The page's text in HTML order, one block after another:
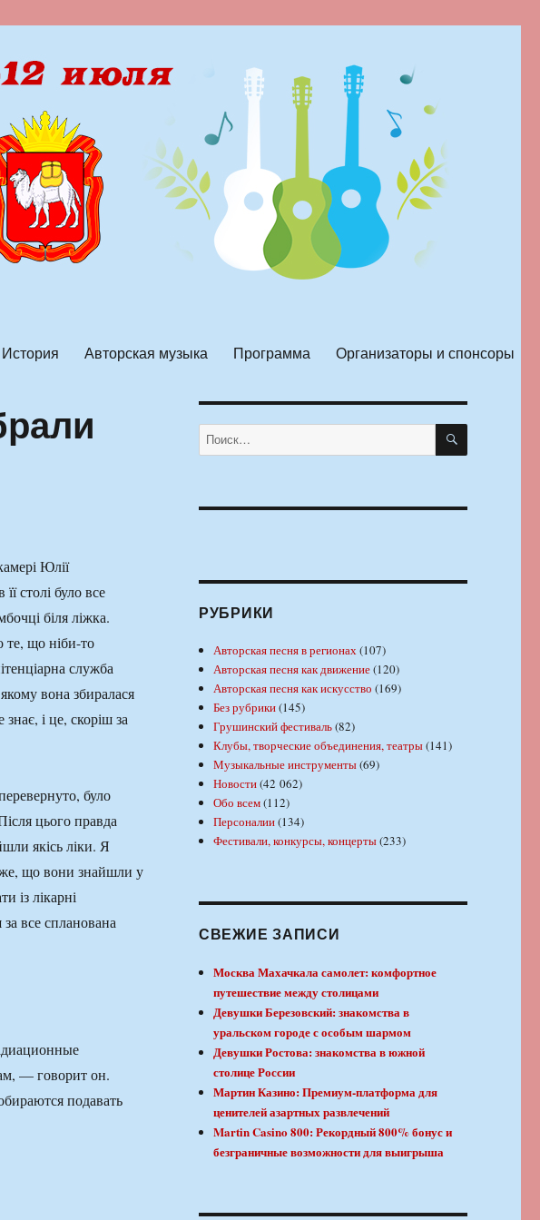
История Авторская музыка Программа Организаторы и спонсоры
Юлії
столі було все
біля ліжка.
те, що ніби-то
служба
вона збиралася
і це, скоріш за
було
цього правда
якісь ліки. Я
що вони знайшли у
із лікарні
все спланована
— говорит он.
подавать
Искать: ПОИСК
РУБРИКИ
Авторская песня в регионах(107)
Авторская песня как движение(120)
Авторская песня как искусство (169)
Без рубрики(145)
Грушинский фестиваль(82)
Клубы, творческие объединения, театры(141)
Музыкальные инструменты(69)
Новости(42 062)
Обо всем(112)
Персоналии(134)
Фестивали, конкурсы, концерты(233)
СВЕЖИЕ ЗАПИСИ
Москва Махачкала самолет: комфортное
путешествие между столицами
Девушки Березовский: знакомства в
уральском городе с особым шармом
Девушки Ростова: знакомства в южной
столице России
Мартин Казино: Премиум-платформа для
ценителей азартных развлечений
Martin Casino 800: Рекордный 800% бонус и
безграничные возможности для выигрыша